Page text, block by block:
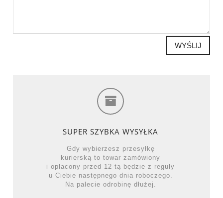
WYŚLIJ
SUPER SZYBKA WYSYŁKA
Gdy wybierzesz przesyłkę
kurierską to towar zamówiony
i opłacony przed 12-tą będzie z reguły
u Ciebie następnego dnia roboczego.
Na palecie odrobinę dłużej.